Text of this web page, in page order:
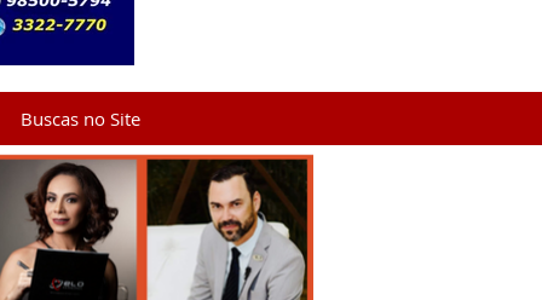
Buscas no Site